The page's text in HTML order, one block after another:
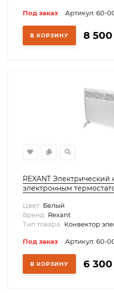
Под заказ Артикул: 60-
В КОРЗИНУ 8 500
REXANT Электрический
электронным
Цвет: Белый
Бренд: Rexant
Тип товара: Конвектор
Под заказ Артикул: 60-
В КОРЗИНУ 6 300